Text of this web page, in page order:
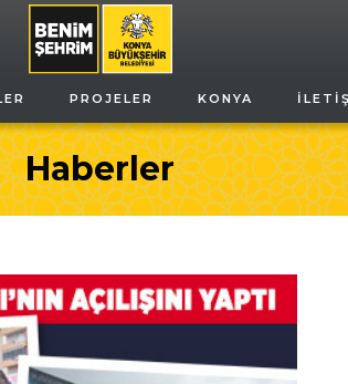
PROJELER KONYA
Haberler